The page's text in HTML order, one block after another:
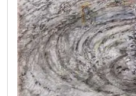
Augusto
Bianchet
Riccardo
Boesso